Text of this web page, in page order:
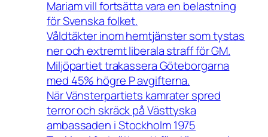
Mariam vill fortsätta vara en belastning
för Svenska folket.
Våldtäkter inom hemtjänster som tystas
ner och extremt liberala straff för GM.
Miljöpartiet trakassera Göteborgarna
med 45% högre P avgifterna.
När Vänsterpartiets kamrater spred
terror och skräck på Västtyska
ambassaden i Stockholm 1975